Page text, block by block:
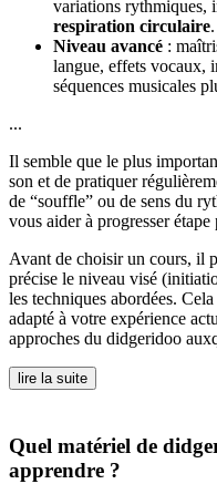
variations rythmiques,
respiration circulaire.
Niveau avancé :
langue, effets vocaux,
séquences musicales
...
Il semble que le plus
son et de pratiquer
de “souffle” ou de sens du
vous aider à progresser étape
Avant de choisir un cours, il
précise le niveau visé
les techniques abordées.
adapté à votre expérience
approches du didgeridoo
lire la suite
Quel matériel de
apprendre ?